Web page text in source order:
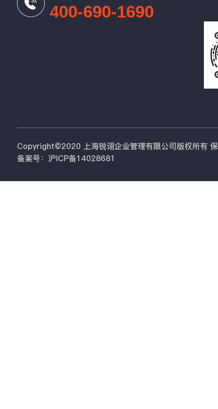
400-690-1690
Copyright©2020 上海锐诩企业管理有限公司版权所有
备案号：沪ICP备14028681